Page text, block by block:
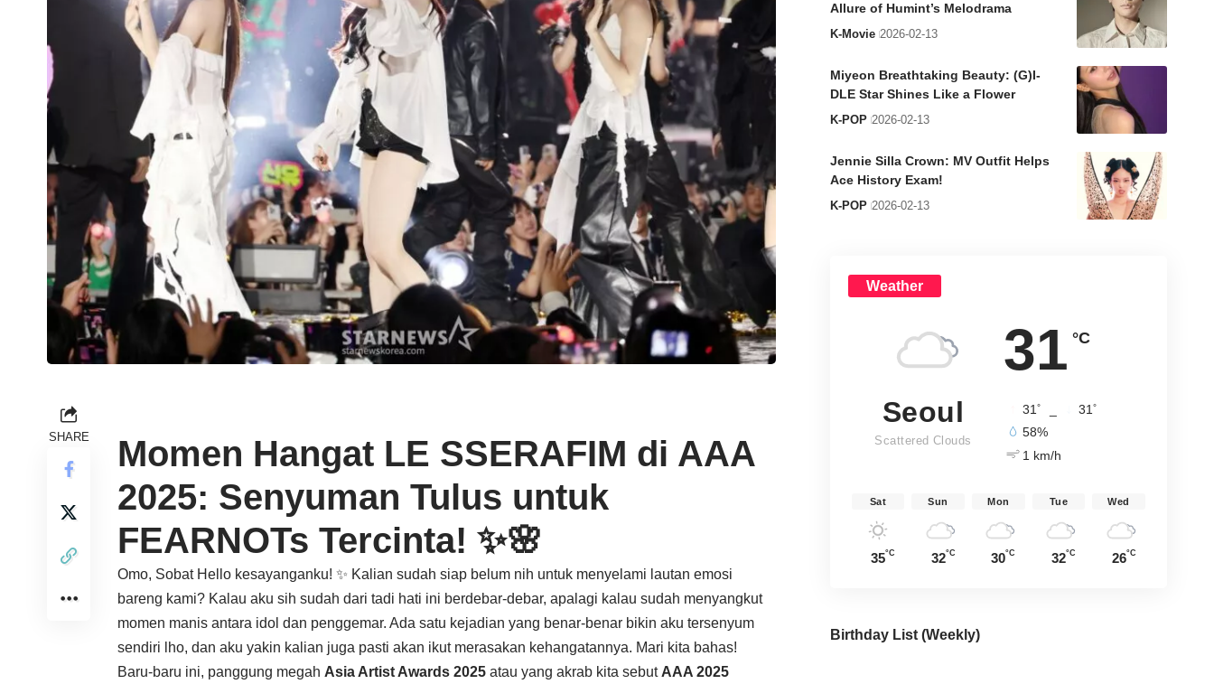
SHARE
Momen Hangat LE SSERAFIM di AAA
2025: Senyuman Tulus untuk
FEARNOTs Tercinta! ✨🌸
Omo, Sobat Hello kesayanganku! ✨ Kalian sudah siap belum nih untuk menyelami lautan emosi
bareng kami? Kalau aku sih sudah dari tadi hati ini berdebar-debar, apalagi kalau sudah menyangkut
momen manis antara idol dan penggemar. Ada satu kejadian yang benar-benar bikin aku tersenyum
sendiri lho, dan aku yakin kalian juga pasti akan ikut merasakan kehangatannya. Mari kita bahas!
Baru-baru ini, panggung megah Asia Artist Awards 2025 atau yang akrab kita sebut AAA 2025
Allure of Humint’s Melodrama
K-Movie 2026-02-13
Miyeon Breathtaking Beauty: (G)I-
DLE Star Shines Like a Flower
K-POP 2026-02-13
Jennie Silla Crown: MV Outfit Helps
Ace History Exam!
K-POP 2026-02-13
Weather
31 °C
Seoul
Scattered Clouds
31° 31°
58%
1 km/h
Sat
35°C
Sun
32°C
Mon
30°C
Tue
32°C
Wed
26°C
Birthday List (Weekly)